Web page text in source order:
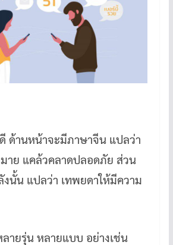
ด้านหน้าจะมีภาษาจีน แปลว่า
าย แคล้วคลาดปลอดภัย ส่วน
นั้น แปลว่า เทพยดาให้มีความ
ายรุ่น หลายแบบ อย่างเช่น